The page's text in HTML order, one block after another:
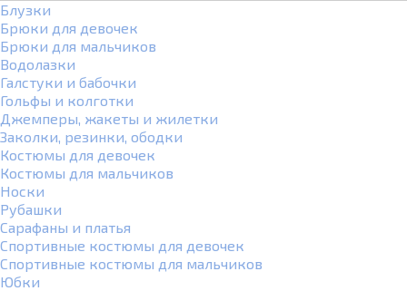
Блузки
Брюки для девочек
Брюки для мальчиков
Водолазки
Галстуки и бабочки
Гольфы и колготки
Джемперы, жакеты и жилетки
Заколки, резинки, ободки
Костюмы для девочек
Костюмы для мальчиков
Носки
Рубашки
Сарафаны и платья
Спортивные костюмы для девочек
Спортивные костюмы для мальчиков
Юбки